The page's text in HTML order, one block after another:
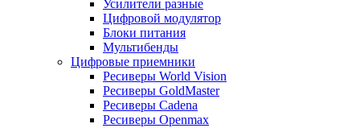
Усилители разные
Цифровой модулятор
Блоки питания
Мультибенды
Цифровые приемники
Ресиверы World Vision
Ресиверы GoldMaster
Ресиверы Cadena
Ресиверы Openmax